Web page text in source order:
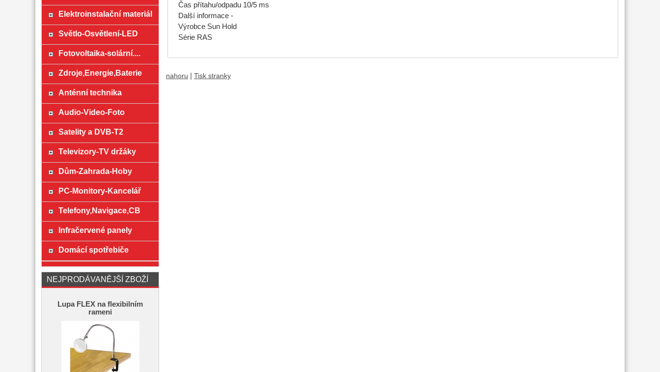
Čas přítahu/odpadu 10/5 ms
Další informace -
Výrobce Sun Hold
Série RAS
nahoru Tisk stranky
Elektroinstalační materiál
Světlo-Osvětlení-LED
Fotovoltaika-solární....
Zdroje,Energie,Baterie
Anténní technika
Audio-Video-Foto
Satelity a DVB-T2
Televizory-TV držáky
Dům-Zahrada-Hoby
PC-Monitory-Kancelář
Telefony,Navigace,CB
Infračervené panely
Domácí spotřebiče
NEJPRODÁVANĚJŠÍ ZBOŽÍ
Lupa FLEX na flexibilním
rameni